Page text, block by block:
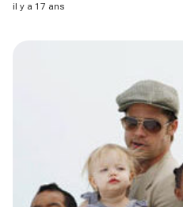
il y a 17 ans